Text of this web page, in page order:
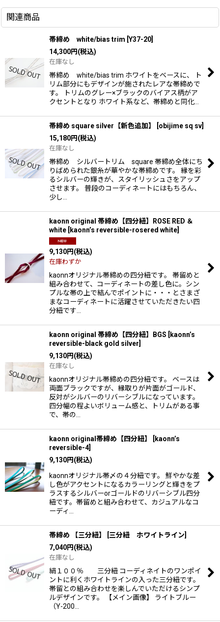
関連商品
帯締め white/bias trim Y37-20
14,300円(税込)
在庫なし
帯締め white/bias trim ホワイトをベースに、 ト
リム部分にもデザインが施されたレアな帯締めで
す。 トリムのグレー×ブラックのバイアス柄がア
クセントとなり ホワイト系など、帯締めと同化…
帯締め square silver【新色追加】 obijime sq sv
15,180円(税込)
在庫なし
帯締め シルバートリム square 帯締め全体にち
りばめられた銀糸が華やかな帯締めです。 縁を彩
るシルバーの輝きが、スタイリッシュさをアップ
させます。 普段のコーディネートにはもちろん、
少し…
kaonn original 帯締め【四分紐】ROSE RED ＆
white
kaonn’s reversible-rosered white
9,130円(税込)
在庫わずか
kaonnオリジナル帯締めの四分紐です。 帯留めと
組み合わせて、コーディネートの差し色に。シン
プルな帯の上で結んでポイントに・・・とさまざ
まなコーディネートに活躍させていただきたい四
分紐です…
kaonn original 帯締め【四分紐】BGS [kaonn’s
reversible-black gold silver]
9,130円(税込)
在庫なし
kaonnオリジナル帯締めの四分紐です。 ベースは
両面ブラックですが、縁取りが片面がゴールド、
反対がシルバーのリバーシブルになっています。
四分幅の程よいボリューム感と、トリムがある事
で、帯の…
kaonn original帯締め【四分紐】 [kaonn’s
reversible-4]
9,130円(税込)
kaonnオリジナル帯〆の４分紐です。 鮮やかな差
し色がアクセントになるカラーリングと輝きをプ
ラスするシルバーorゴールドのリバーシブル四分
紐です。帯留めと組み合わせて、カジュアルなコ
ーディ…
帯締め 【三分紐】 [三分紐 ホワイトライン]
7,040円(税込)
在庫なし
絹１００％ 三分紐 コーディネイトのワンポイ
ントに利くホワイトラインの入った三分紐です。
帯留との組み合わせを楽しんでいただけるシンプ
ルデザインです。 【メイン画像】 ライトブルー
（Y-200…